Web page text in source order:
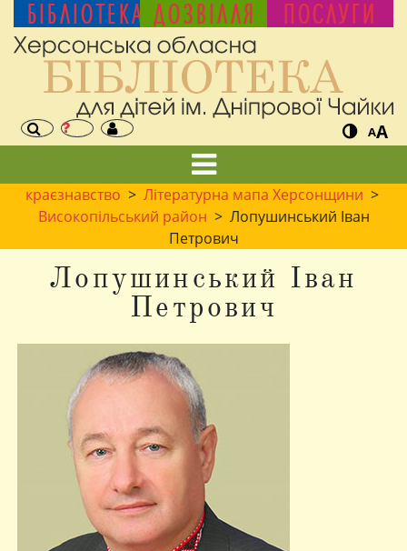
БІБЛІОТЕКА ДОЗВІЛЛЯ ПОСЛУГИ
AA
краєзнавство > Літературна мапа Херсонщини >
Високопільський район > Лопушинський Іван
Петрович
Лопушинський Іван
Петрович